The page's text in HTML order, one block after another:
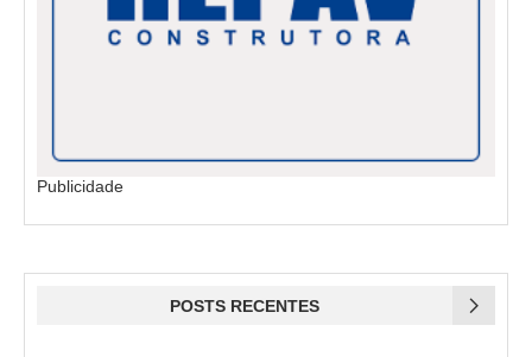
Publicidade
POSTS RECENTES